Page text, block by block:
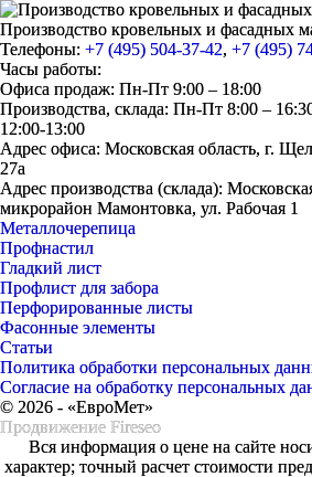
Производство кровельных и фасадных
Телефоны: +7 (495) 504-37-42, +7 (495)
Часы работы:
Офиса продаж: Пн-Пт 9:00 – 18:00
Производства, склада: Пн-Пт 8:00 –
12:00-13:00
Адрес офиса: Московская область, г.
27а
Адрес производства (склада):
микрорайон Мамонтовка, ул. Рабочая 1
Металлочерепица
Профнастил
Гладкий лист
Профлист для забора
Перфорированные листы
Фасонные элементы
Статьи
Политика обработки персональных
Согласие на обработку персональных
© 2026 - «ЕвроМет»
Продвижение Fireseo
Вся информация о цене на сайте
характер; точный расчет стоимости